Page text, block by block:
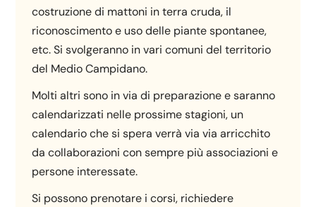
costruzione di mattoni in terra cruda, il
riconoscimento e uso delle piante spontanee,
etc. Si svolgeranno in vari comuni del territorio
del Medio Campidano.
Molti altri sono in via di preparazione e saranno
calendarizzati nelle prossime stagioni, un
calendario che si spera verrà via via arricchito
da collaborazioni con sempre più associazioni e
persone interessate.
Si possono prenotare i corsi, richiedere